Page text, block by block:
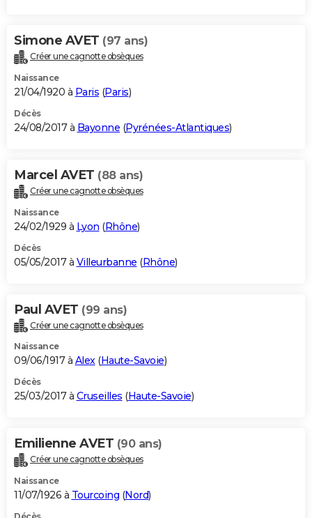
Simone AVET (97 ans)
Créer une cagnotte obsèques
Naissance
21/04/1920 à Paris (Paris)
Décès
24/08/2017 à Bayonne (Pyrénées-Atlantiques)
Marcel AVET (88 ans)
Créer une cagnotte obsèques
Naissance
24/02/1929 à Lyon (Rhône)
Décès
05/05/2017 à Villeurbanne (Rhône)
Paul AVET (99 ans)
Créer une cagnotte obsèques
Naissance
09/06/1917 à Alex(Haute-Savoie)
Décès
25/03/2017 à Cruseilles (Haute-Savoie)
Emilienne AVET (90 ans)
Créer une cagnotte obsèques
Naissance
11/07/1926 à Tourcoing (Nord)